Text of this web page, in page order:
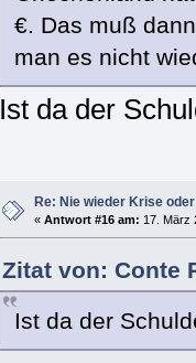
€. Das muß
man es nicht
Ist da der
Re: Nie wieder Krise
« Antwort #16 am: 17. März
Zitat von: Conte
Ist da der